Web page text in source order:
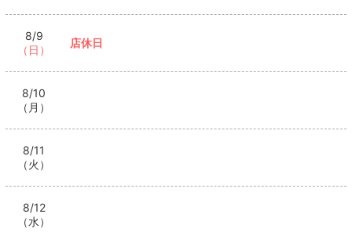
8/9
（日）
店休日
8/10
（月）
8/11
（火）
8/12
（水）